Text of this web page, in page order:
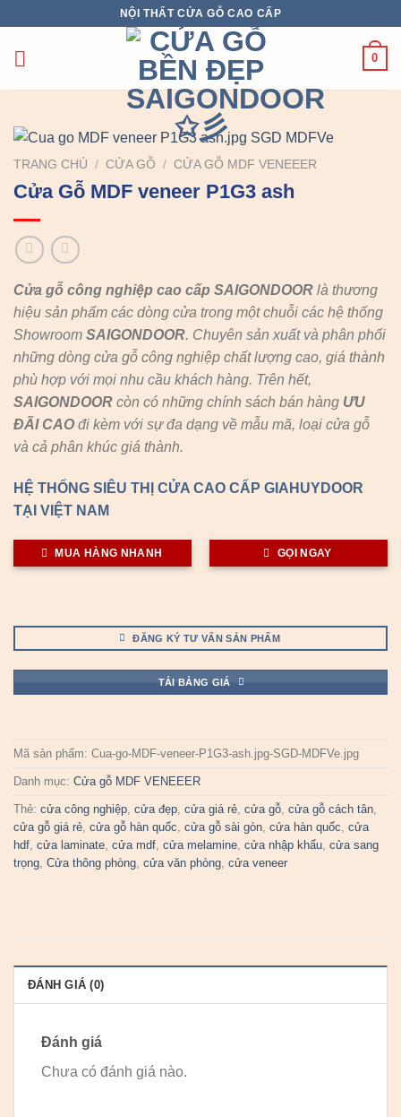
nội
NỘI THẤT CỬA GỖ CAO CẤP
0
TRANG CHỦ / CỬA GỖ / CỬA GỖ MDF VENEEER
Cửa Gỗ MDF veneer P1G3 ash
Cửa gỗ công nghiệp cao cấp SAIGONDOOR là thương
hiệu sản phẩm các dòng cửa trong một chuỗi các hệ thống
Showroom SAIGONDOOR. Chuyên sản xuất và phân phối
những dòng cửa gỗ công nghiệp chất lượng cao, giá thành
phù hợp với mọi nhu cầu khách hàng. Trên hết,
SAIGONDOOR còn có những chính sách bán hàng ƯU
ĐÃI CAO đi kèm với sự đa dạng về mẫu mã, loại cửa gỗ
và cả phân khúc giá thành.
HỆ THỐNG SIÊU THỊ CỬA CAO CẤP GIAHUYDOOR
TẠI VIỆT NAM
MUA HÀNG NHANH GỌI NGAY
ĐĂNG KÝ TƯ VẤN SẢN PHẨM
TẢI BẢNG GIÁ
Mã sản phẩm: Cua-go-MDF-veneer-P1G3-ash.jpg-SGD-MDFVe.jpg
Danh mục: Cửa gỗ MDF VENEEER
Thẻ: cửa công nghiệp, cửa đẹp, cửa giá rẻ, cửa gỗ, cửa gỗ cách tân,
cửa gỗ giá rẻ, cửa gỗ hàn quốc, cửa gỗ sài gòn, cửa hàn quốc, cửa
hdf, cửa laminate, cửa mdf, cửa melamine, cửa nhập khẩu, cửa sang
trọng, Cửa thông phòng, cửa văn phòng, cửa veneer
ĐÁNH GIÁ (0)
Đánh giá
Chưa có đánh giá nào.